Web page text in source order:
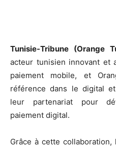
Tunisie-Tribune (Orange
acteur tunisien innovant et
paiement mobile, et
référence dans le digital
leur partenariat pour
paiement digital.
Grâce à cette collaboration,